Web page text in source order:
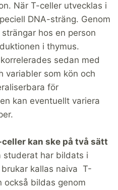
När T-celler utvecklas i
DNA-sträng. Genom
hos en person
i thymus.
sedan med
variabler som kön och
för
kan eventuellt variera
kan ske på två sätt
studerat har bildats i
kallas naiva T-
också bildas genom